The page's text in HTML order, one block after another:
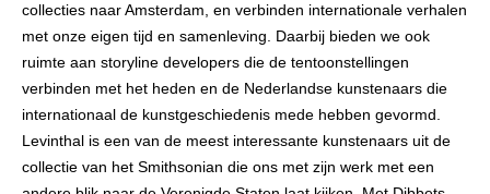
collecties naar Amsterdam, en verbinden internationale verhalen
met onze eigen tijd en samenleving. Daarbij bieden we ook
ruimte aan storyline developers die de tentoonstellingen
verbinden met het heden en de Nederlandse kunstenaars die
internationaal de kunstgeschiedenis mede hebben gevormd.
Levinthal is een van de meest interessante kunstenaars uit de
collectie van het Smithsonian die ons met zijn werk met een